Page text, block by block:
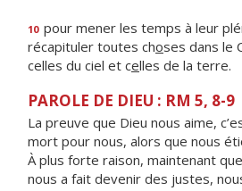
10 pour mener les temps à leur
récapituler toutes choses dans le
celles du ciel et celles de la terre.
PAROLE DE DIEU : RM 5, 8-9
La preuve que Dieu nous aime,
mort pour nous, alors que nous
À plus forte raison, maintenant
nous a fait devenir des justes,